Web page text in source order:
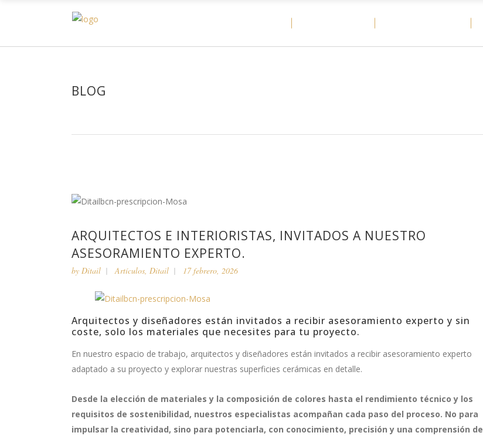
BLOG
ARQUITECTOS E INTERIORISTAS, INVITADOS A NUESTRO
ASESORAMIENTO EXPERTO.
by Ditail Artículos, Ditail 17 febrero, 2026
Arquitectos y diseñadores están invitados a recibir asesoramiento experto y sin
coste, solo los materiales que necesites para tu proyecto.
En nuestro espacio de trabajo, arquitectos y diseñadores están invitados a recibir asesoramiento experto
adaptado a su proyecto y explorar nuestras superficies cerámicas en detalle.
Desde la elección de materiales y la composición de colores hasta el rendimiento técnico y los
requisitos de sostenibilidad, nuestros especialistas acompañan cada paso del proceso. No para
impulsar la creatividad, sino para potenciarla, con conocimiento, precisión y una comprensión de